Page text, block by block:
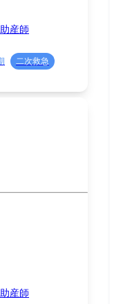
産師
二次救急
産師